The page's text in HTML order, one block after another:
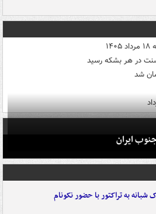
ایران
شبانه به تراکتور با حضور نکونام